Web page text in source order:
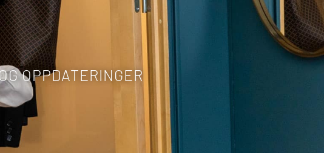
OPPDATERINGER